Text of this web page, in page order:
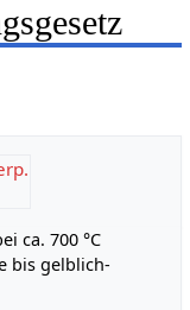
ca. 700 °C
bis gelblich-